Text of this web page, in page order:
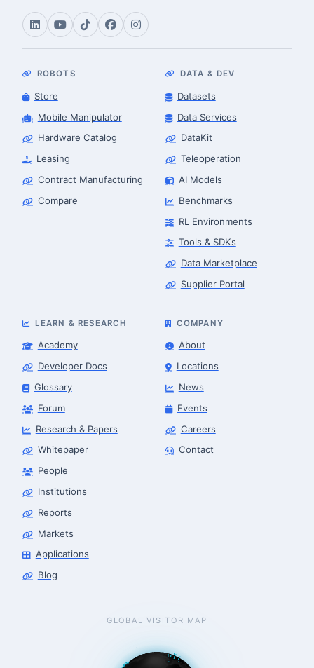
ROBOTS
Store
Mobile Manipulator
Hardware Catalog
Leasing
Contract Manufacturing
Compare
DATA & DEV
Datasets
Data Services
DataKit
Teleoperation
AI Models
Benchmarks
RL Environments
Tools & SDKs
Data Marketplace
Supplier Portal
LEARN & RESEARCH
Academy
Developer Docs
Glossary
Forum
Research & Papers
Whitepaper
People
Institutions
Reports
Markets
Applications
Blog
COMPANY
About
Locations
News
Events
Careers
Contact
GLOBAL VISITOR MAP
Robotics Advisor